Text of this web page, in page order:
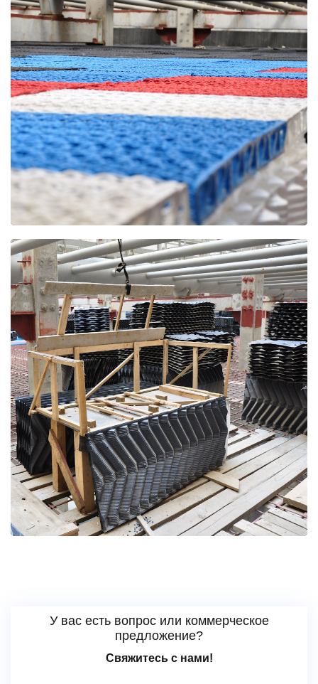
У вас есть вопрос или коммерческое
предложение?
Свяжитесь с нами!